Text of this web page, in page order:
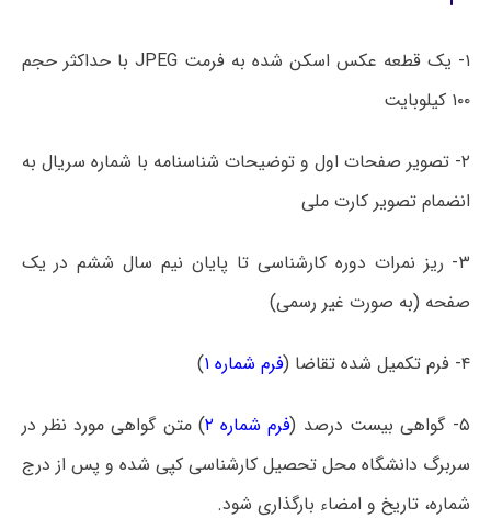
۱- یک قطعه عکس اسکن شده به فرمت JPEG با حداکثر حجم
۱۰۰ کیلوبایت
۲- تصویر صفحات اول و توضیحات شناسنامه با شماره سریال به
انضمام تصویر کارت ملی
۳- ریز نمرات دوره کارشناسی تا پایان نیم سال ششم در یک
صفحه (به صورت غیر رسمی)
۴- فرم تکمیل شده تقاضا ( فرم شماره ۱ )
۵- گواهی بیست درصد ( فرم شماره ۲ ) متن گواهی مورد نظر در
سربرگ دانشگاه محل تحصیل کارشناسی کپی شده و پس از درج
شماره، تاریخ و امضاء بارگذاری شود.